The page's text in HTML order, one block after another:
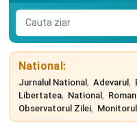
National:
Jurnalul National, Adevarul,
Libertatea, National,
Observatorul Zilei,